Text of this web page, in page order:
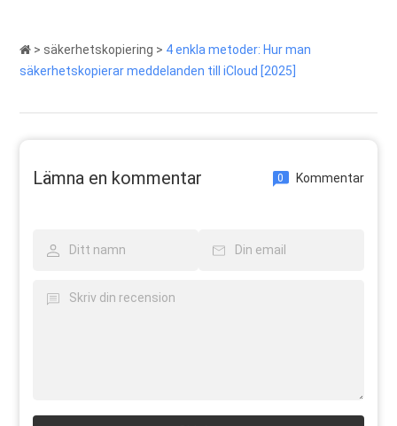
> säkerhetskopiering > 4 enkla metoder: Hur man
säkerhetskopierar meddelanden till iCloud [2025]
Lämna en kommentar 0 Kommentar